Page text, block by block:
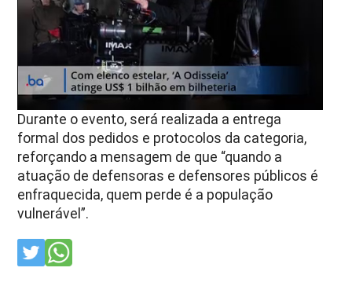
Durante o evento, será realizada a entrega
formal dos pedidos e protocolos da categoria,
reforçando a mensagem de que “quando a
atuação de defensoras e defensores públicos é
enfraquecida, quem perde é a população
vulnerável”.